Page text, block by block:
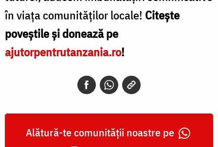
în viața comunităților locale! Citește
poveștile și donează pe
ajutorpentrutanzania.ro!
Alătură-te comunității noastre pe